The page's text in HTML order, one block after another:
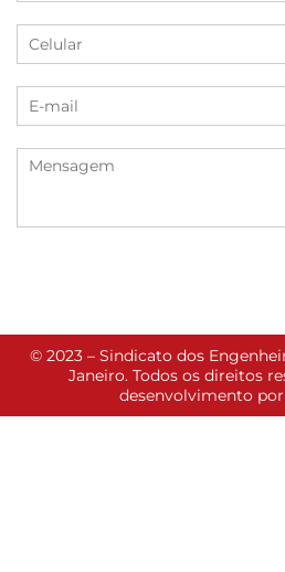
© 2023 – Sindicato dos
Janeiro. Todos os direitos
desenvolvimento por